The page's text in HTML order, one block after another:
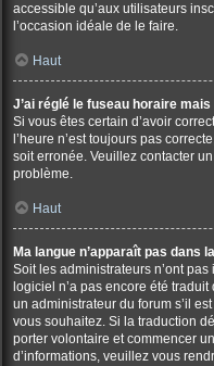
accessible qu’aux utilisateurs
l’occasion idéale de le faire.
Haut
J’ai réglé le fuseau horaire
Si vous êtes certain d’avoir
l’heure n’est toujours pas
soit erronée. Veuillez contacter
problème.
Haut
Ma langue n’apparaît pas dans
Soit les administrateurs n’ont
logiciel n’a pas encore été
un administrateur du forum s’il
vous souhaitez. Si la traduction
porter volontaire et commencer
d’informations, veuillez vous